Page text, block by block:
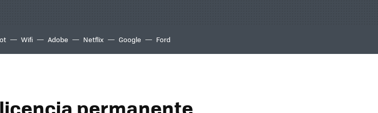
Wifi Adobe Netflix Google Ford